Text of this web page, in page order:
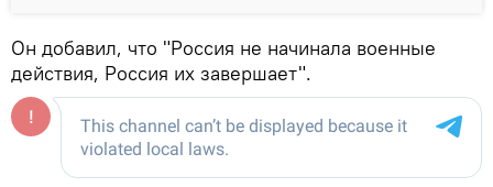
Он добавил, что "Россия не начинала военные
действия, Россия их завершает".